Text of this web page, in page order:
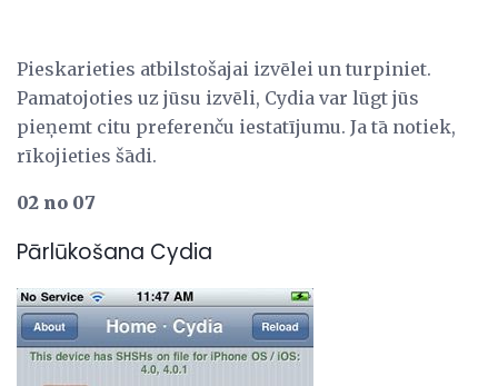
Pieskarieties atbilstošajai izvēlei un turpiniet.
Pamatojoties uz jūsu izvēli, Cydia var lūgt jūs
pieņemt citu preferenču iestatījumu. Ja tā notiek,
rīkojieties šādi.
02 no 07
Pārlūkošana Cydia